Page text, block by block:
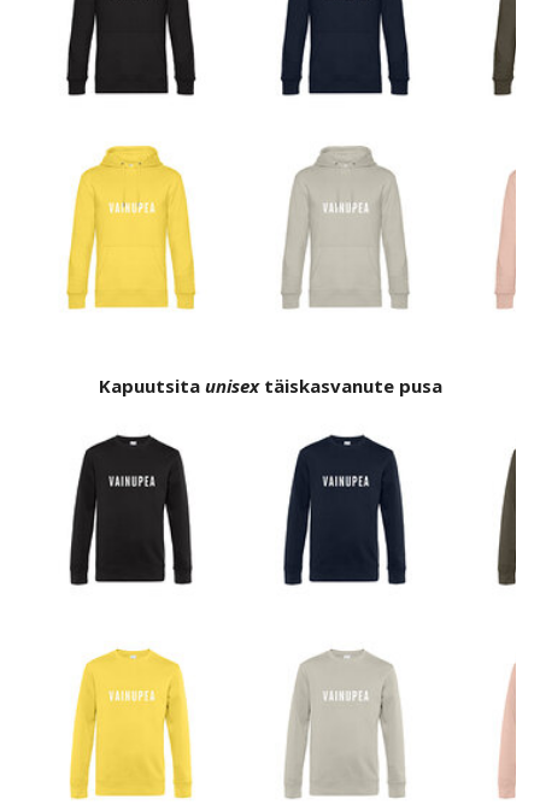
Kapuutsita unisextäiskasvanute pusa